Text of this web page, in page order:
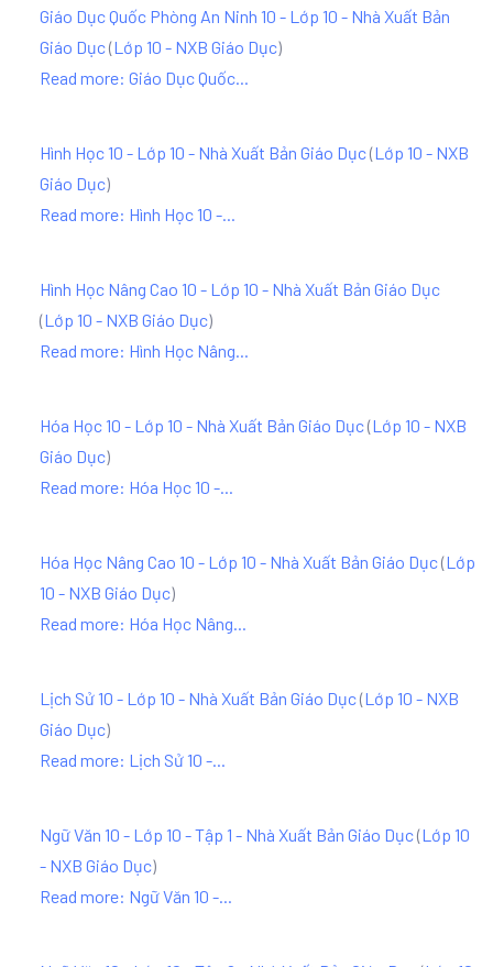
Giáo Dục Quốc Phòng An Ninh 10 - Lớp 10 - Nhà Xuất Bản
Giáo Dục(Lớp 10 - NXB Giáo Dục)
Read more: Giáo Dục Quốc...
Hình Học 10 - Lớp 10 - Nhà Xuất Bản Giáo Dục(Lớp 10 - NXB
Giáo Dục)
Read more: Hình Học 10 -...
Hình Học Nâng Cao 10 - Lớp 10 - Nhà Xuất Bản Giáo Dục
(Lớp 10 - NXB Giáo Dục)
Read more: Hình Học Nâng...
Hóa Học 10 - Lớp 10 - Nhà Xuất Bản Giáo Dục(Lớp 10 - NXB
Giáo Dục)
Read more: Hóa Học 10 -...
Hóa Học Nâng Cao 10 - Lớp 10 - Nhà Xuất Bản Giáo Dục(Lớp
10 - NXB Giáo Dục)
Read more: Hóa Học Nâng...
Lịch Sử 10 - Lớp 10 - Nhà Xuất Bản Giáo Dục(Lớp 10 - NXB
Giáo Dục)
Read more: Lịch Sử 10 -...
Ngữ Văn 10 - Lớp 10 - Tập 1 - Nhà Xuất Bản Giáo Dục(Lớp 10
- NXB Giáo Dục)
Read more: Ngữ Văn 10 -...